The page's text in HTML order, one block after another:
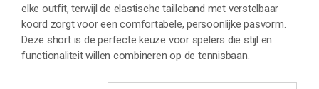
elke outfit, terwijl de elastische tailleband met verstelbaar
koord zorgt voor een comfortabele, persoonlijke pasvorm.
Deze short is de perfecte keuze voor spelers die stijl en
functionaliteit willen combineren op de tennisbaan.